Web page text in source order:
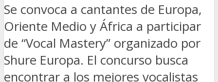
Se convoca a cantantes de Europa,
Oriente Medio y África a participar
de “Vocal Mastery” organizado por
Shure Europa. El concurso busca
encontrar a los mejores vocalistas